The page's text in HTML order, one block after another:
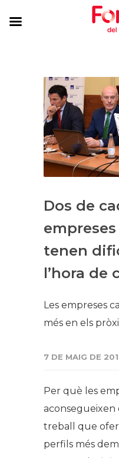
Dos de
tenen
l’hora de
Les empreses
més en els
7 DE MAIG DE
Per què les
aconsegueixen
treball que
perfils més